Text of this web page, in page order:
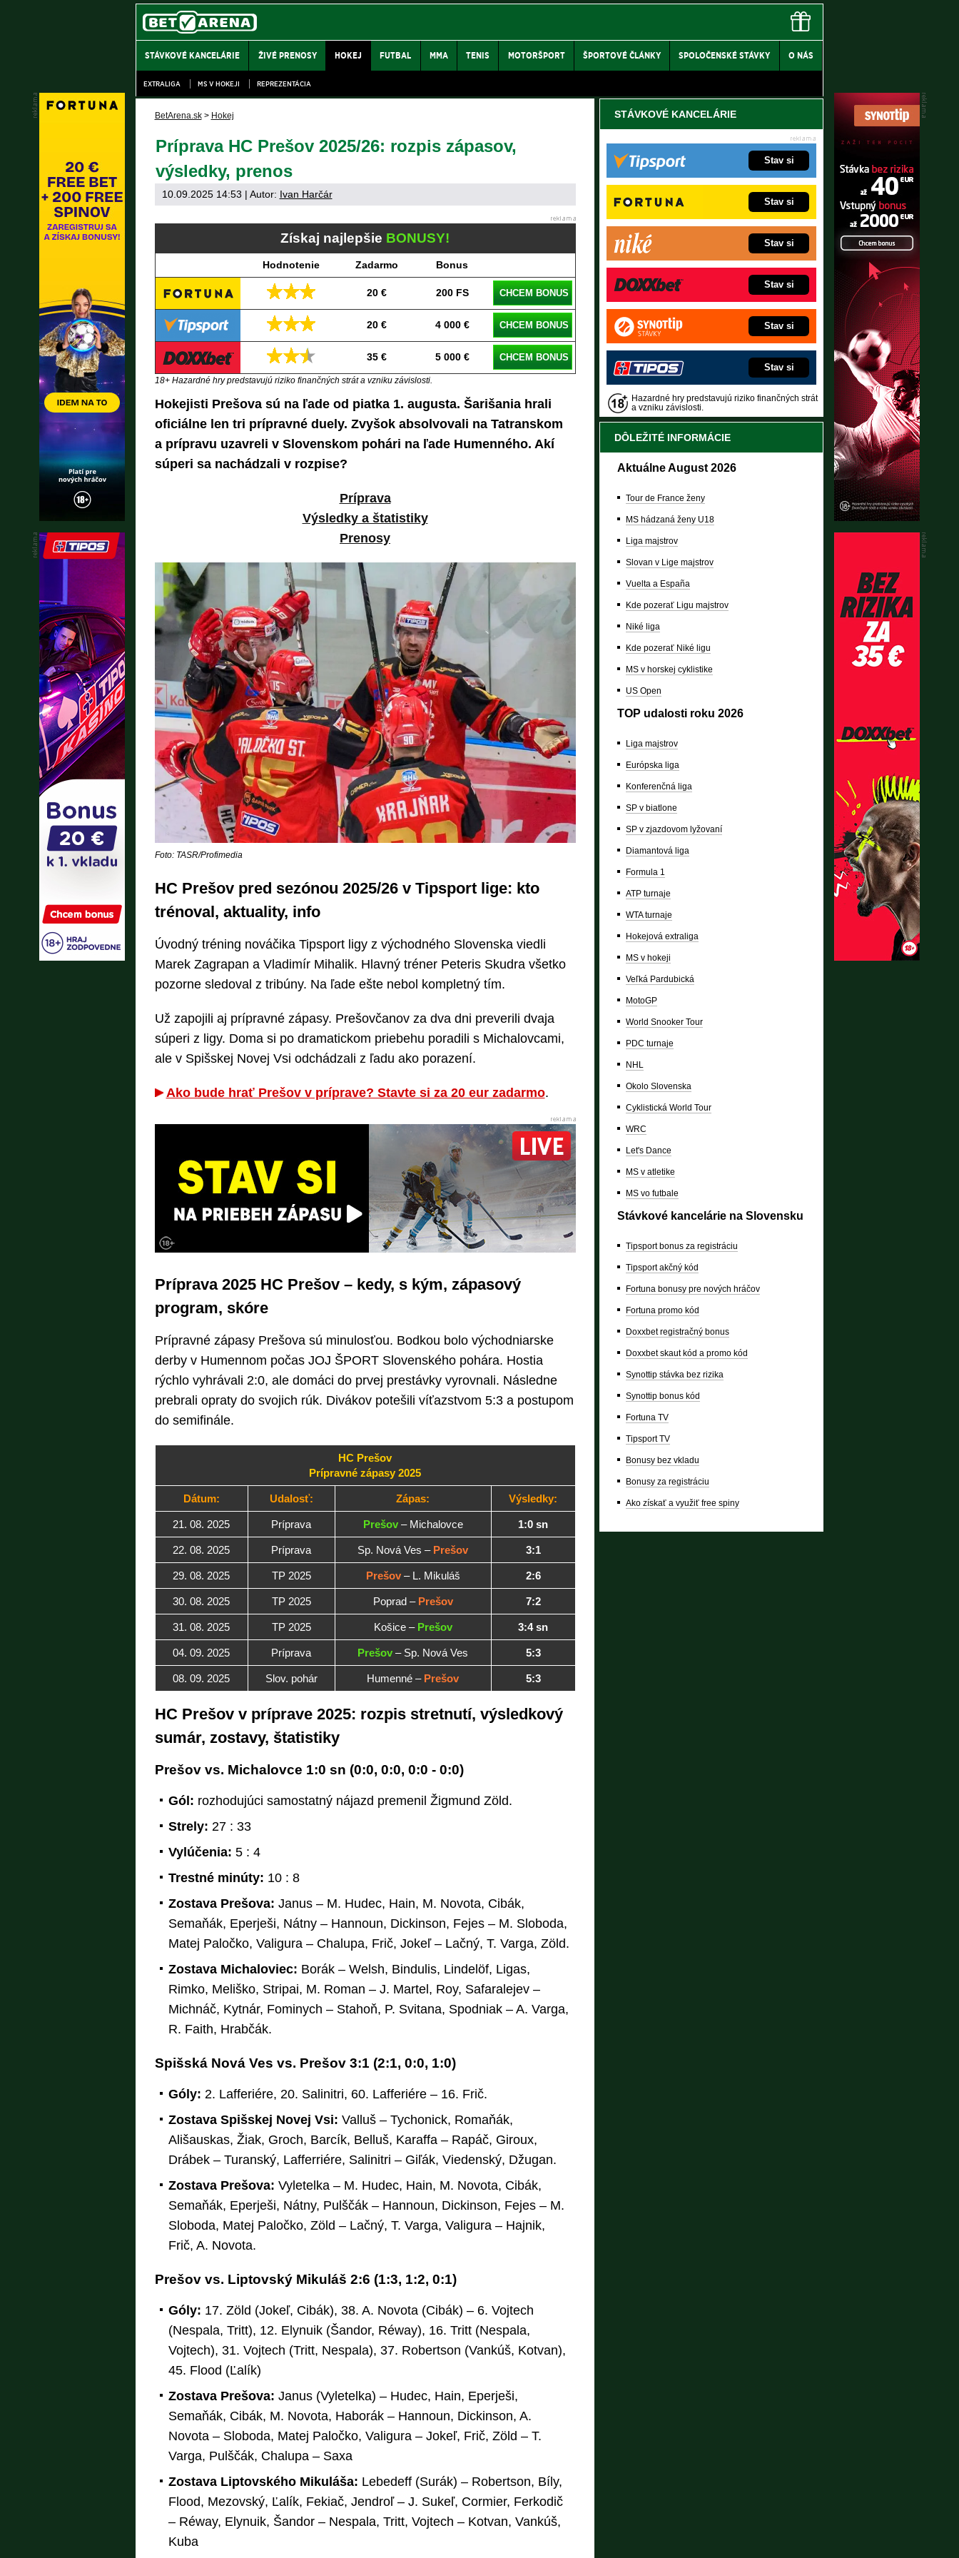
STÁVKOVÉ KANCELÁRIE ŽIVÉ PRENOSY HOKEJ FUTBAL MMA TENIS MOTORŠPORT ŠPORTOVÉ ČLÁNKY SPOLOČENSKÉ STÁVKY O NÁS
EXTRALIGA MS V HOKEJI REPREZENTÁCIA
BetArena.sk > Hokej
Príprava HC Prešov 2025/26: rozpis zápasov,
výsledky, prenos
10.09.2025 14:53 | Autor: Ivan Harčár
Získaj najlepšie BONUSY!
Hodnotenie Zadarmo Bonus
20 € 200 FS CHCEM BONUS
20 € 4 000 € CHCEM BONUS
35 € 5 000 € CHCEM BONUS
18+ Hazardné hry predstavujú riziko finančných strát a vzniku závislosti.
Hokejisti Prešova sú na ľade od piatka 1. augusta. Šarišania hrali
oficiálne len tri prípravné duely. Zvyšok absolvovali na Tatranskom
a prípravu uzavreli v Slovenskom pohári na ľade Humenného. Akí
súperi sa nachádzali v rozpise?
Príprava
Výsledky a štatistiky
Prenosy
Foto: TASR/Profimedia
HC Prešov pred sezónou 2025/26 v Tipsport lige: kto
trénoval, aktuality, info
Úvodný tréning nováčika Tipsport ligy z východného Slovenska viedli
Marek Zagrapan a Vladimír Mihalik. Hlavný tréner Peteris Skudra všetko
pozorne sledoval z tribúny. Na ľade ešte nebol kompletný tím.
Už zapojili aj prípravné zápasy. Prešovčanov za dva dni preverili dvaja
súperi z ligy. Doma si po dramatickom priebehu poradili s Michalovcami,
ale v Spišskej Novej Vsi odchádzali z ľadu ako porazení.
Ako bude hrať Prešov v príprave? Stavte si za 20 eur zadarmo.
Príprava 2025 HC Prešov – kedy, s kým, zápasový
program, skóre
Prípravné zápasy Prešova sú minulosťou. Bodkou bolo východniarske
derby v Humennom počas JOJ ŠPORT Slovenského pohára. Hostia
rýchlo vyhrávali 2:0, ale domáci do prvej prestávky vyrovnali. Následne
prebrali opraty do svojich rúk. Divákov potešili víťazstvom 5:3 a postupom
do semifinále.
HC Prešov
Prípravné zápasy 2025
Dátum: Udalosť: Zápas: Výsledky:
21. 08. 2025 Príprava Prešov– Michalovce 1:0 sn
22. 08. 2025 Príprava Sp. Nová Ves – Prešov 3:1
29. 08. 2025 TP 2025 Prešov– L. Mikuláš 2:6
30. 08. 2025 TP 2025 Poprad – Prešov 7:2
31. 08. 2025 TP 2025 Košice – Prešov 3:4 sn
04. 09. 2025 Príprava Prešov – Sp. Nová Ves 5:3
08. 09. 2025 Slov. pohár Humenné – Prešov 5:3
HC Prešov v príprave 2025: rozpis stretnutí, výsledkový
sumár, zostavy, štatistiky
Prešov vs. Michalovce 1:0 sn (0:0, 0:0, 0:0 - 0:0)
Gól: rozhodujúci samostatný nájazd premenil Žigmund Zöld.
Strely: 27 : 33
Vylúčenia: 5 : 4
Trestné minúty: 10 : 8
Zostava Prešova: Janus – M. Hudec, Hain, M. Novota, Cibák,
Semaňák, Eperješi, Nátny – Hannoun, Dickinson, Fejes – M. Sloboda,
Matej Paločko, Valigura – Chalupa, Frič, Jokeľ – Lačný, T. Varga, Zöld.
Zostava Michaloviec: Borák – Welsh, Bindulis, Lindelöf, Ligas,
Rimko, Meliško, Stripai, M. Roman – J. Martel, Roy, Safaralejev –
Michnáč, Kytnár, Fominych – Stahoň, P. Svitana, Spodniak – A. Varga,
R. Faith, Hrabčák.
Spišská Nová Ves vs. Prešov 3:1 (2:1, 0:0, 1:0)
Góly: 2. Lafferiére, 20. Salinitri, 60. Lafferiére – 16. Frič.
Zostava Spišskej Novej Vsi: Valluš – Tychonick, Romaňák,
Ališauskas, Žiak, Groch, Barcík, Belluš, Karaffa – Rapáč, Giroux,
Drábek – Turanský, Lafferriére, Salinitri – Giľák, Viedenský, Džugan.
Zostava Prešova: Vyletelka – M. Hudec, Hain, M. Novota, Cibák,
Semaňák, Eperješi, Nátny, Pulščák – Hannoun, Dickinson, Fejes – M.
Sloboda, Matej Paločko, Zöld – Lačný, T. Varga, Valigura – Hajnik,
Frič, A. Novota.
Prešov vs. Liptovský Mikuláš 2:6 (1:3, 1:2, 0:1)
Góly: 17. Zöld (Jokeľ, Cibák), 38. A. Novota (Cibák) – 6. Vojtech
(Nespala, Tritt), 12. Elynuik (Šandor, Réway), 16. Tritt (Nespala,
Vojtech), 31. Vojtech (Tritt, Nespala), 37. Robertson (Vankúš, Kotvan),
45. Flood (Ľalík)
Zostava Prešova: Janus (Vyletelka) – Hudec, Hain, Eperješi,
Semaňák, Cibák, M. Novota, Haborák – Hannoun, Dickinson, A.
Novota – Sloboda, Matej Paločko, Valigura – Jokeľ, Frič, Zöld – T.
Varga, Pulščák, Chalupa – Saxa
Zostava Liptovského Mikuláša: Lebedeff (Surák) – Robertson, Bíly,
Flood, Mezovský, Ľalík, Fekiač, Jendroľ – J. Sukeľ, Cormier, Ferkodič
– Réway, Elynuik, Šandor – Nespala, Tritt, Vojtech – Kotvan, Vankúš,
Kuba
STÁVKOVÉ KANCELÁRIE
Stav si
Stav si
Stav si
Stav si
Stav si
Stav si
Hazardné hry predstavujú riziko finančných strát
a vzniku závislosti.
DÔLEŽITÉ INFORMÁCIE
Aktuálne August 2026
Tour de France ženy
MS hádzaná ženy U18
Liga majstrov
Slovan v Lige majstrov
Vuelta a España
Kde pozerať Ligu majstrov
Niké liga
Kde pozerať Niké ligu
MS v horskej cyklistike
US Open
TOP udalosti roku 2026
Liga majstrov
Európska liga
Konferenčná liga
SP v biatlone
SP v zjazdovom lyžovaní
Diamantová liga
Formula 1
ATP turnaje
WTA turnaje
Hokejová extraliga
MS v hokeji
Veľká Pardubická
MotoGP
World Snooker Tour
PDC turnaje
NHL
Okolo Slovenska
Cyklistická World Tour
WRC
Let's Dance
MS v atletike
MS vo futbale
Stávkové kancelárie na Slovensku
Tipsport bonus za registráciu
Tipsport akčný kód
Fortuna bonusy pre nových hráčov
Fortuna promo kód
Doxxbet registračný bonus
Doxxbet skaut kód a promo kód
Synottip stávka bez rizika
Synottip bonus kód
Fortuna TV
Tipsport TV
Bonusy bez vkladu
Bonusy za registráciu
Ako získať a využiť free spiny